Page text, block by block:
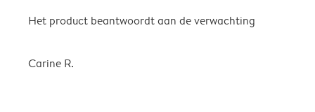
Het product beantwoordt aan de verwachting
Carine R.